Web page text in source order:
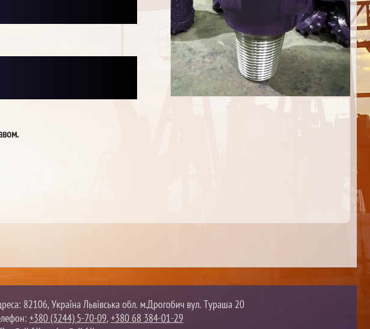
82106, Україна Львівська обл. м.Дрогобич вул. Тураша 20
+380 (3244) 5-70-09,+380 68 384-01-29